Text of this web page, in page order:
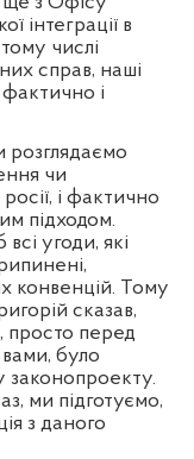
інтеграції в
числі
справ, наші
і
розглядаємо
чи
і фактично
підходом.
угоди, які
конвенцій. Тому
сказав,
просто перед
вами, було
законопроекту.
ми підготуємо,
з даного